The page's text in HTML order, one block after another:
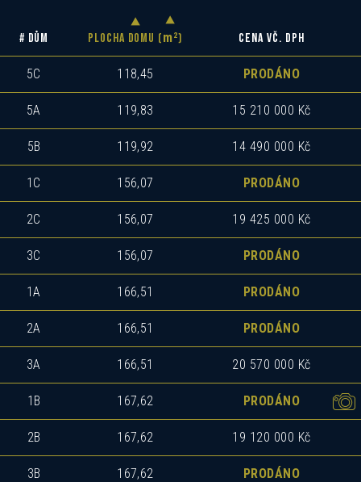
# DŮM PLOCHA DOMU (m2) CENA VČ. DPH
5C 118,45 PRODÁNO
5A 119,83 15 210 000 Kč
5B 119,92 14 490 000 Kč
1C 156,07 PRODÁNO
2C 156,07 19 425 000 Kč
3C 156,07 PRODÁNO
1A 166,51 PRODÁNO
2A 166,51 PRODÁNO
3A 166,51 20 570 000 Kč
1B 167,62 PRODÁNO
2B 167,62 19 120 000 Kč
3B 167,62 PRODÁNO